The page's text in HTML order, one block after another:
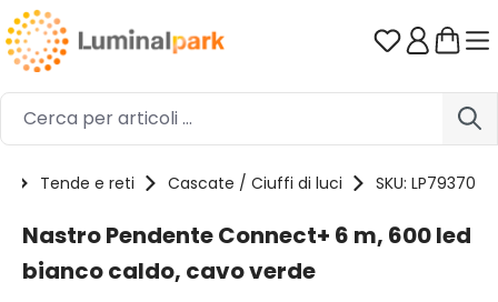
Passa al contenuto principale Hai 0
Tende e reti Cascate / Ciuffi di luci SKU: LP79370
Nastro Pendente Connect+ 6 m, 600 led
bianco caldo, cavo verde